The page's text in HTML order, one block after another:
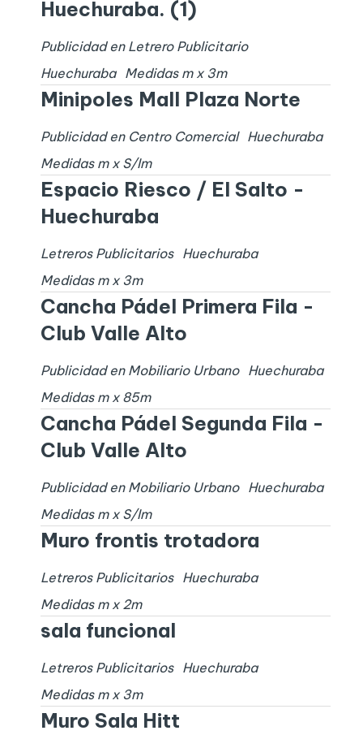
Huechuraba. (1)
Publicidad en Letrero Publicitario
Huechuraba
Medidas m x 3m
Minipoles Mall Plaza Norte
Publicidad en Centro Comercial
Huechuraba
Medidas m x S/Im
Espacio Riesco / El Salto -
Huechuraba
Letreros Publicitarios
Huechuraba
Medidas m x 3m
Cancha Pádel Primera Fila -
Club Valle Alto
Publicidad en Mobiliario Urbano
Huechuraba
Medidas m x 85m
Cancha Pádel Segunda Fila -
Club Valle Alto
Publicidad en Mobiliario Urbano
Huechuraba
Medidas m x S/Im
Muro frontis trotadora
Letreros Publicitarios
Huechuraba
Medidas m x 2m
sala funcional
Letreros Publicitarios
Huechuraba
Medidas m x 3m
Muro Sala Hitt